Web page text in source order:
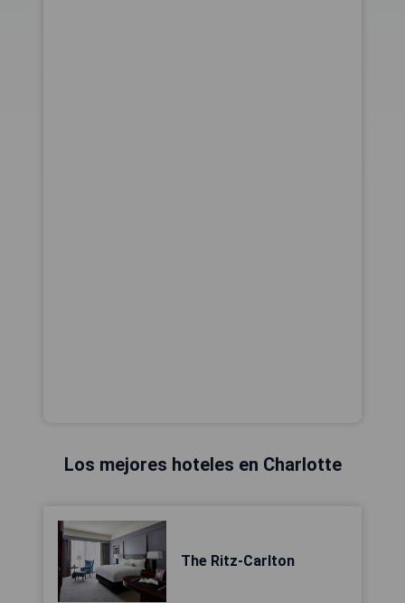
Los mejores hoteles en Charlotte
The Ritz-Carlton